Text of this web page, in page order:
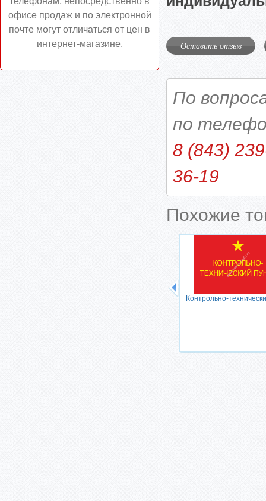
Оставить отзыв
По
по
8 (843)
36-19
Похожие
Контрольно-
офисе продаж и по электронной
почте могут отличаться от цен в
интернет-магазине.